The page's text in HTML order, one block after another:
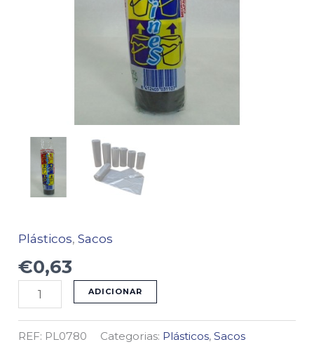
Plásticos,Sacos
€0,63
ADICIONAR
REF: PL0780 Categorias: Plásticos,Sacos